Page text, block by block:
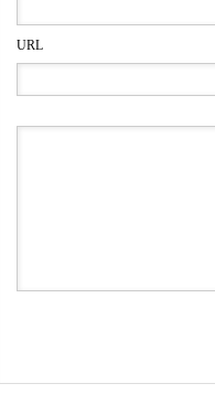
URL